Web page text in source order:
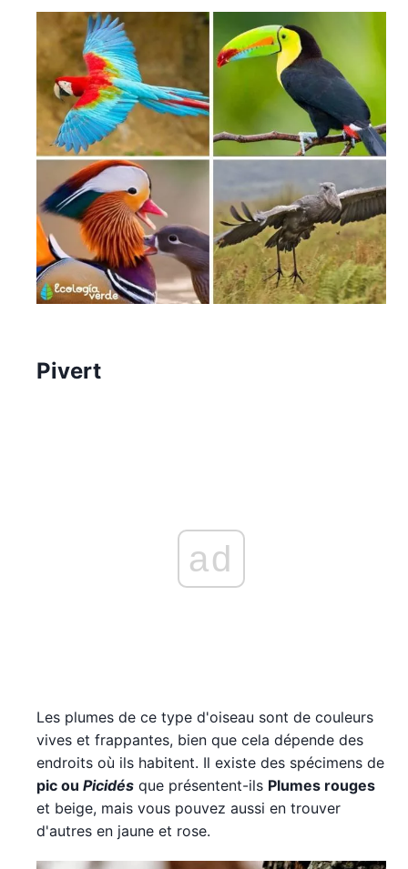
Pivert
ad
Les plumes de ce type d'oiseau sont de couleurs
vives et frappantes, bien que cela dépende des
endroits où ils habitent. Il existe des spécimens de
pic ou Picidés que présentent-ils Plumes rouges
et beige, mais vous pouvez aussi en trouver
d'autres en jaune et rose.